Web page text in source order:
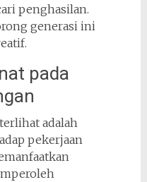
penghasilan.
generasi ini
pada
adalah
pekerjaan